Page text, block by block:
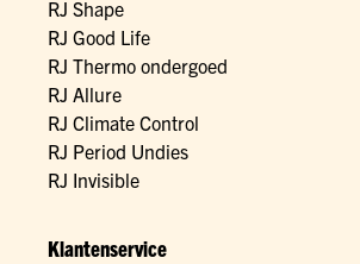
RJ Shape
RJ Good Life
RJ Thermo ondergoed
RJ Allure
RJ Climate Control
RJ Period Undies
RJ Invisible
Klantenservice